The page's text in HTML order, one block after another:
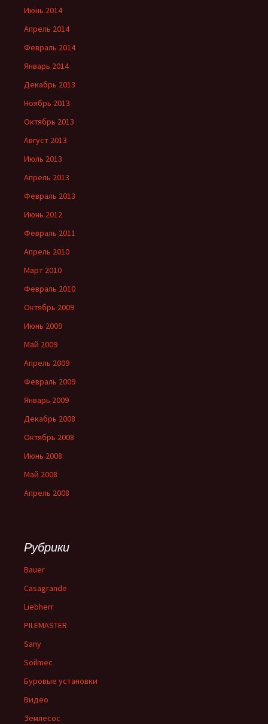
Июнь 2014
Апрель 2014
Февраль 2014
Январь 2014
Декабрь 2013
Ноябрь 2013
Октябрь 2013
Август 2013
Июль 2013
Апрель 2013
Февраль 2013
Июнь 2012
Февраль 2011
Апрель 2010
Март 2010
Февраль 2010
Октябрь 2009
Июнь 2009
Май 2009
Апрель 2009
Февраль 2009
Январь 2009
Декабрь 2008
Октябрь 2008
Июнь 2008
Май 2008
Апрель 2008
Рубрики
Bauer
Casagrande
Liebherr
PILEMASTER
Sany
Soilmec
Буровые установки
Видео
Землесос